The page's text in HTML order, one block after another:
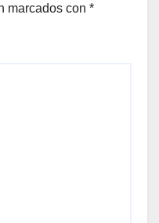
marcados con *